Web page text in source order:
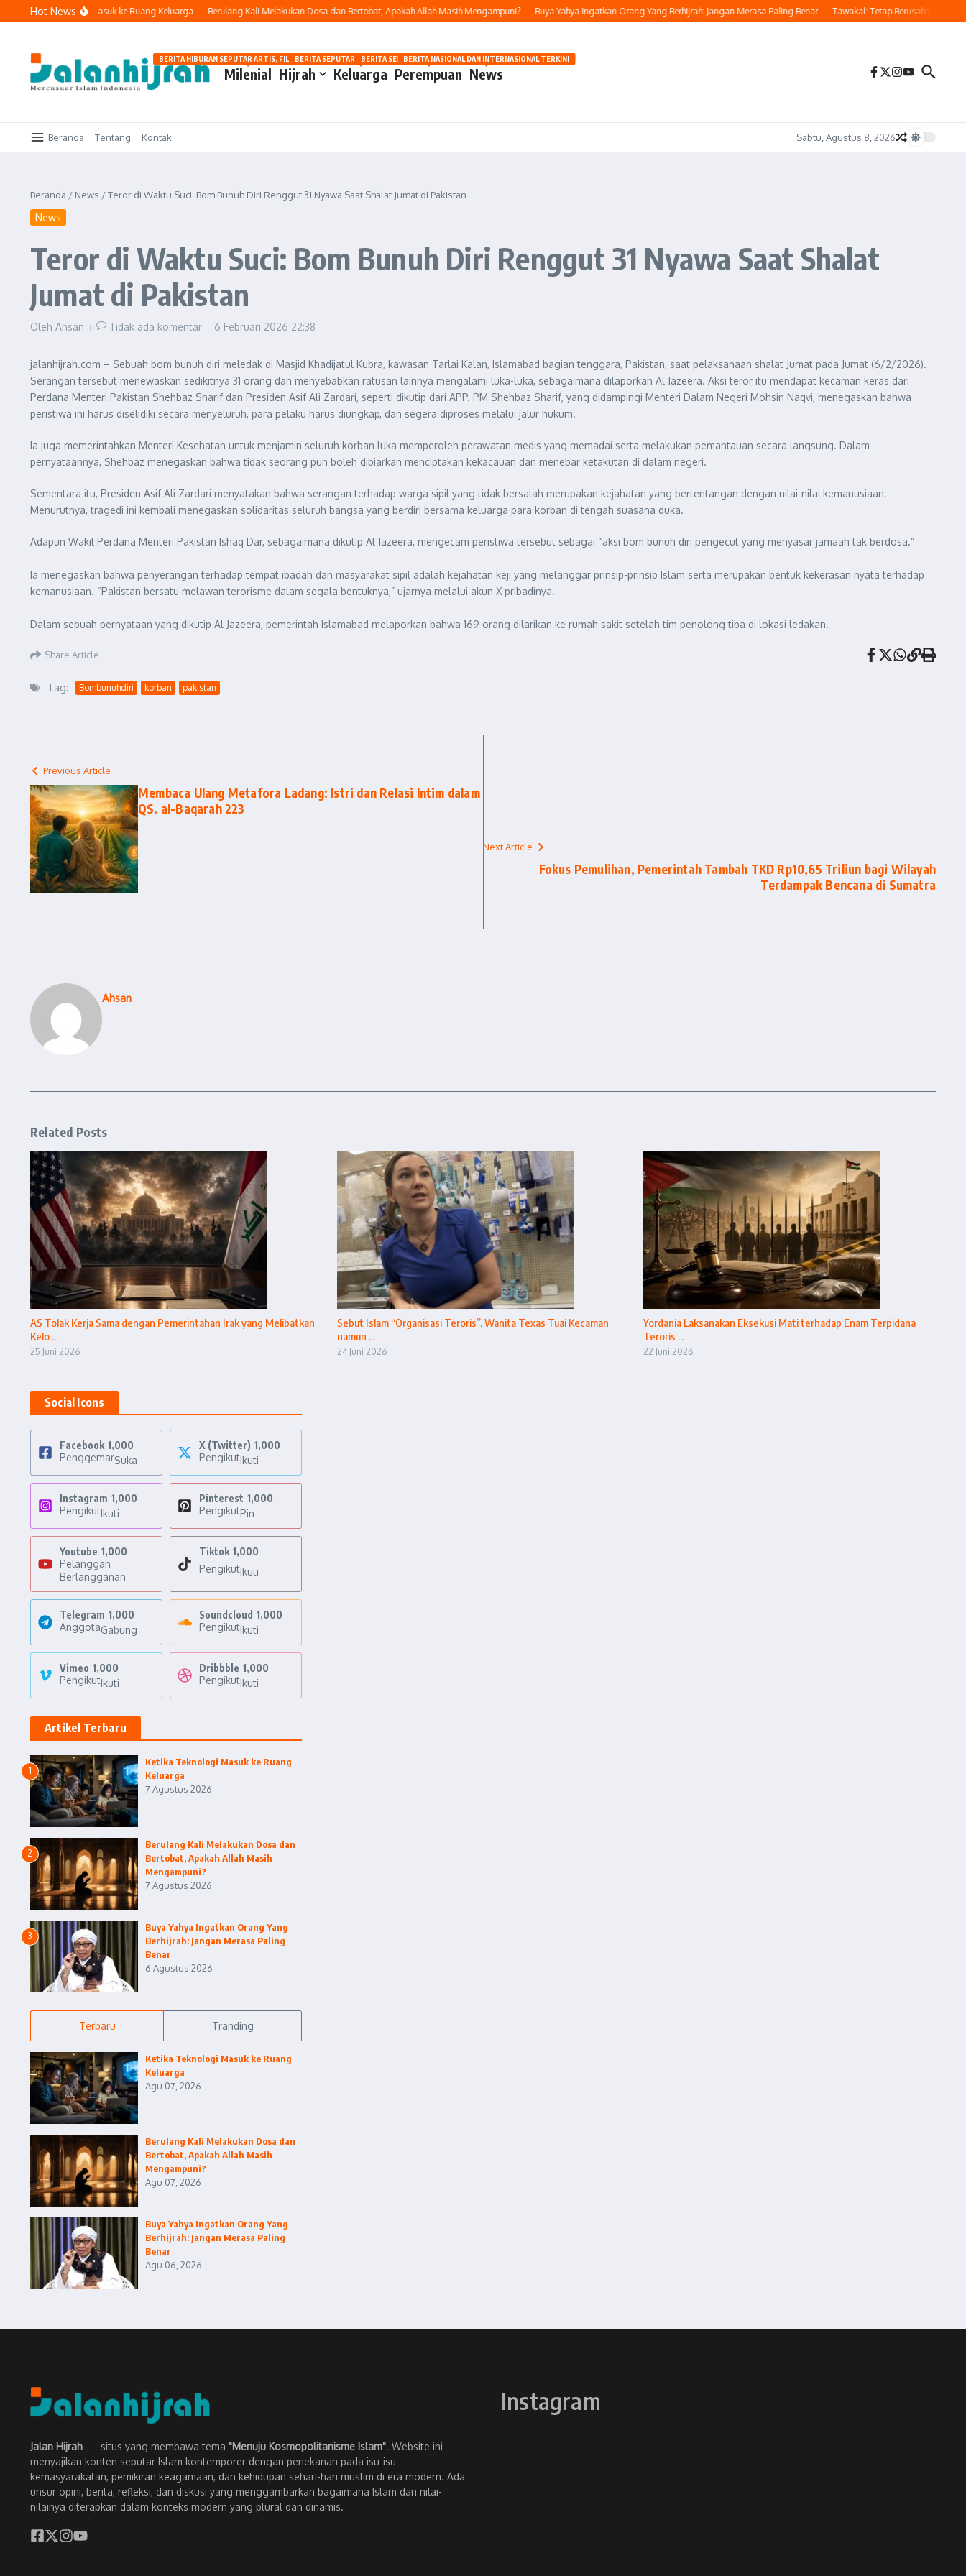
Lewati ke konten
Hot News
Ketika Teknologi Masuk ke Ruang Keluarga Berulang Kali Melakukan Dosa dan Bertobat, Apakah Allah Masih Mengampuni? Buya Yahya Ingatkan Orang Yang Berhijrah: Jangan Merasa Paling Benar Tawakal: Tetap Berusaha, Bukan
Milenial
BERITA HIBURAN SEPUTAR ARTIS, FILM, DAN GOSIP
Hijrah Keluarga
BERITA SEPUTAR OTOMOTIF HARI INI
Perempuan
BERITA SEPUTAR KECANTIKAN WANITA
News
BERITA NASIONAL DAN INTERNASIONAL TERKINI
Beranda Tentang Kontak Sabtu, Agustus 8, 2026
Beranda / News /Teror di Waktu Suci: Bom Bunuh Diri Renggut 31 Nyawa Saat Shalat Jumat di Pakistan
News
Teror di Waktu Suci: Bom Bunuh Diri Renggut 31 Nyawa Saat Shalat
Jumat di Pakistan
Oleh Ahsan Tidak ada komentar 6 Februari 2026 22:38
jalanhijrah.com – Sebuah bom bunuh diri meledak di Masjid Khadijatul Kubra, kawasan Tarlai Kalan, Islamabad bagian tenggara, Pakistan, saat pelaksanaan shalat Jumat pada Jumat (6/2/2026).
Serangan tersebut menewaskan sedikitnya 31 orang dan menyebabkan ratusan lainnya mengalami luka-luka, sebagaimana dilaporkan Al Jazeera. Aksi teror itu mendapat kecaman keras dari
Perdana Menteri Pakistan Shehbaz Sharif dan Presiden Asif Ali Zardari, seperti dikutip dari APP. PM Shehbaz Sharif, yang didampingi Menteri Dalam Negeri Mohsin Naqvi, menegaskan bahwa
peristiwa ini harus diselidiki secara menyeluruh, para pelaku harus diungkap, dan segera diproses melalui jalur hukum.
Ia juga memerintahkan Menteri Kesehatan untuk menjamin seluruh korban luka memperoleh perawatan medis yang memadai serta melakukan pemantauan secara langsung. Dalam
pernyataannya, Shehbaz menegaskan bahwa tidak seorang pun boleh dibiarkan menciptakan kekacauan dan menebar ketakutan di dalam negeri.
Sementara itu, Presiden Asif Ali Zardari menyatakan bahwa serangan terhadap warga sipil yang tidak bersalah merupakan kejahatan yang bertentangan dengan nilai-nilai kemanusiaan.
Menurutnya, tragedi ini kembali menegaskan solidaritas seluruh bangsa yang berdiri bersama keluarga para korban di tengah suasana duka.
Adapun Wakil Perdana Menteri Pakistan Ishaq Dar, sebagaimana dikutip Al Jazeera, mengecam peristiwa tersebut sebagai “aksi bom bunuh diri pengecut yang menyasar jamaah tak berdosa.”
Ia menegaskan bahwa penyerangan terhadap tempat ibadah dan masyarakat sipil adalah kejahatan keji yang melanggar prinsip-prinsip Islam serta merupakan bentuk kekerasan nyata terhadap
kemanusiaan. “Pakistan bersatu melawan terorisme dalam segala bentuknya,” ujarnya melalui akun X pribadinya.
Dalam sebuah pernyataan yang dikutip Al Jazeera, pemerintah Islamabad melaporkan bahwa 169 orang dilarikan ke rumah sakit setelah tim penolong tiba di lokasi ledakan.
Share Article
Tag: Bombunuhdiri korban pakistan
Previous Article
Membaca Ulang Metafora Ladang: Istri dan Relasi Intim dalam
QS. al-Baqarah 223
Next Article
Fokus Pemulihan, Pemerintah Tambah TKD Rp10,65 Triliun bagi Wilayah
Terdampak Bencana di Sumatra
Ahsan
Related Posts
AS Tolak Kerja Sama dengan Pemerintahan Irak yang Melibatkan
Kelo ...
25 Juni 2026
Sebut Islam “Organisasi Teroris”, Wanita Texas Tuai Kecaman
namun ...
24 Juni 2026
Yordania Laksanakan Eksekusi Mati terhadap Enam Terpidana
Teroris ...
22 Juni 2026
Social Icons
Facebook 1,000
PenggemarSuka
X (Twitter) 1,000
PengikutIkuti
Instagram 1,000
PengikutIkuti
Pinterest 1,000
PengikutPin
Youtube 1,000
Pelanggan
Berlangganan
Tiktok 1,000
PengikutIkuti
Telegram 1,000
AnggotaGabung
Soundcloud 1,000
PengikutIkuti
Vimeo 1,000
PengikutIkuti
Dribbble 1,000
PengikutIkuti
Artikel Terbaru
1
Ketika Teknologi Masuk ke Ruang
Keluarga
7 Agustus 2026
2
Berulang Kali Melakukan Dosa dan
Bertobat, Apakah Allah Masih
Mengampuni?
7 Agustus 2026
3
Buya Yahya Ingatkan Orang Yang
Berhijrah: Jangan Merasa Paling
Benar
6 Agustus 2026
Terbaru Tranding
Ketika Teknologi Masuk ke Ruang
Keluarga
Agu 07, 2026
Berulang Kali Melakukan Dosa dan
Bertobat, Apakah Allah Masih
Mengampuni?
Agu 07, 2026
Buya Yahya Ingatkan Orang Yang
Berhijrah: Jangan Merasa Paling
Benar
Agu 06, 2026
Jalan Hijrah — situs yang membawa tema "Menuju Kosmopolitanisme Islam". Website ini
menyajikan konten seputar Islam kontemporer dengan penekanan pada isu-isu
kemasyarakatan, pemikiran keagamaan, dan kehidupan sehari-hari muslim di era modern. Ada
unsur opini, berita, refleksi, dan diskusi yang menggambarkan bagaimana Islam dan nilai-
nilainya diterapkan dalam konteks modern yang plural dan dinamis.
Instagram